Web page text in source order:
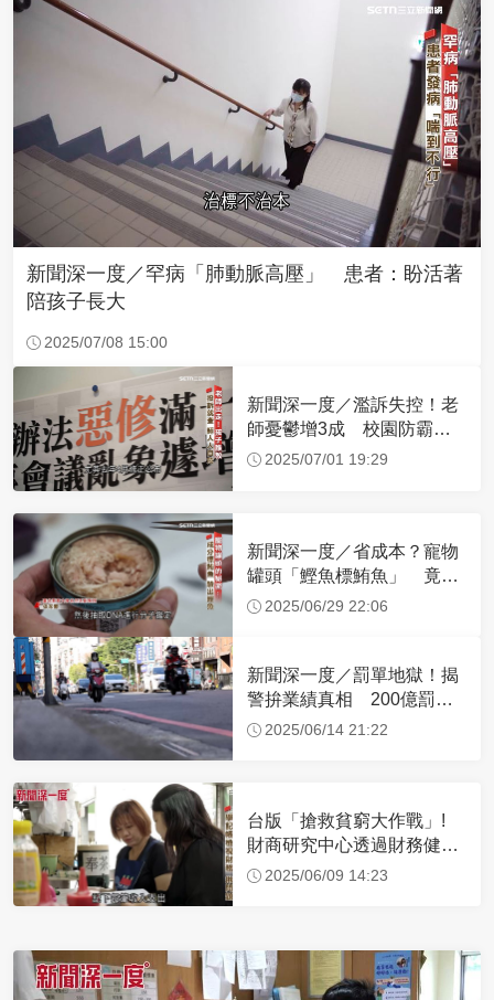
新聞深一度／罕病「肺動脈高壓」 患者：盼活著
陪孩子長大
2025/07/08 15:00
新聞深一度／濫訴失控！老
師憂鬱增3成 校園防霸凌
破網2025/07/01 19:29
新聞深一度／省成本？寵物
罐頭「鰹魚標鮪魚」 竟還
有保育鯊
2025/06/29 22:06
新聞深一度／罰單地獄！揭
警拚業績真相 200億罰鍰
流向不明
2025/06/14 21:22
台版「搶救貧窮大作戰」!
財商研究中心透過財務健
檢，助弱勢翻身
2025/06/09 14:23